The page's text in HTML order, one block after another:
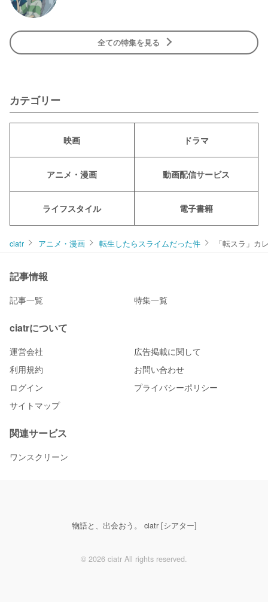
全ての特集を見る
カテゴリー
映画 ドラマ
アニメ・漫画 動画配信サービス
ライフスタイル 電子書籍
ciatr アニメ・漫画 転生したらスライムだった件 「転スラ」カ
記事情報
記事一覧 特集一覧
ciatrについて
運営会社
広告掲載に関して
利用規約
お問い合わせ
ログイン
プライバシーポリシー
サイトマップ
関連サービス
ワンスクリーン
物語と、出会おう。 ciatr [シアター]
© 2026 ciatr All rights reserved.